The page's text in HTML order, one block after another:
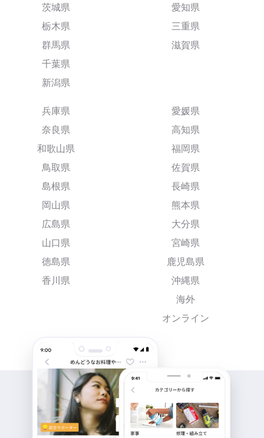
茨城県
栃木県
群馬県
千葉県
新潟県
愛知県
三重県
滋賀県
兵庫県
奈良県
和歌山県
鳥取県
島根県
岡山県
広島県
山口県
徳島県
香川県
愛媛県
高知県
福岡県
佐賀県
長崎県
熊本県
大分県
宮崎県
鹿児島県
沖縄県
海外
オンライン